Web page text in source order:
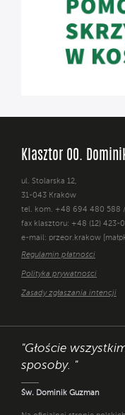
Klasztor OO.
ul. Stolarska 12,
31-043 Kraków
tel. kom. +48 694 480 588
fax klasztoru: +48 (12) 423-
e-mail: przeor.krakow
Regulamin płatności
Polityka prywatności
Zasady zgłaszania intencji
"Głoście
sposoby. "
Św. Dominik Guzman